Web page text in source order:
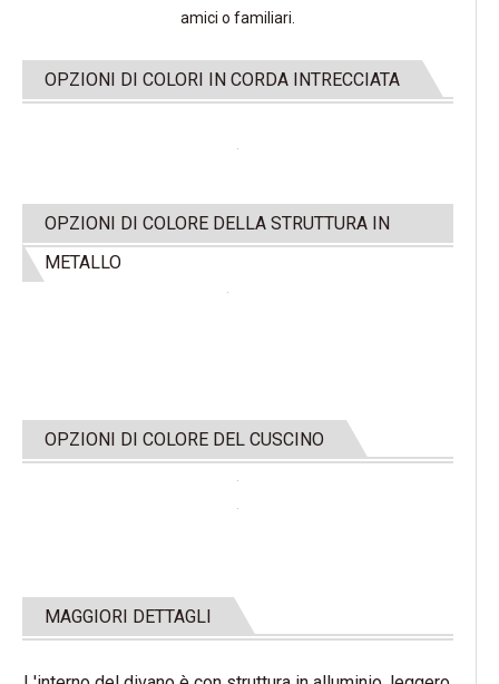
amici o familiari.
OPZIONI DI COLORI IN CORDA INTRECCIATA
OPZIONI DI COLORE DELLA STRUTTURA IN
METALLO
OPZIONI DI COLORE DEL CUSCINO
MAGGIORI DETTAGLI